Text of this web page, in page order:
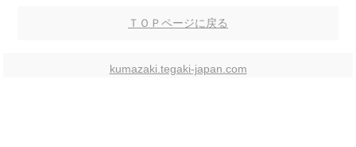
ＴＯＰページに戻る
kumazaki.tegaki-japan.com